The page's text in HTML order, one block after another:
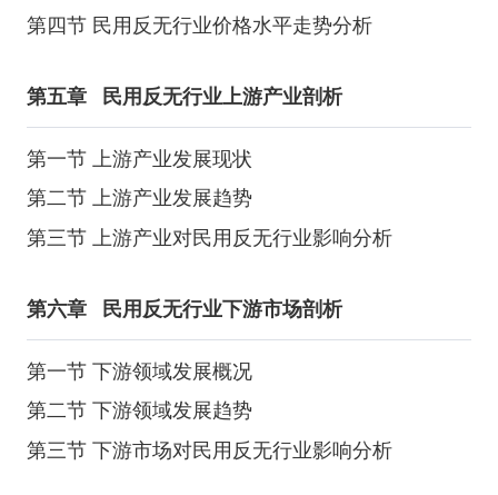
第四节 民用反无行业价格水平走势分析
第五章 民用反无行业上游产业剖析
第一节 上游产业发展现状
第二节 上游产业发展趋势
第三节 上游产业对民用反无行业影响分析
第六章 民用反无行业下游市场剖析
第一节 下游领域发展概况
第二节 下游领域发展趋势
第三节 下游市场对民用反无行业影响分析